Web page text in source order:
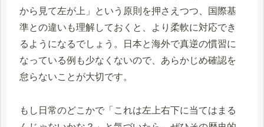
から見て左が上」という原則を押さえつつ、国際基
準との違いも理解しておくと、より柔軟に対応でき
るようになるでしょう。日本と海外で真逆の慣習に
なっている例も少なくないので、あらかじめ確認を
怠らないことが大切です。
もし日常のどこかで「これは左上右下に当てはまる